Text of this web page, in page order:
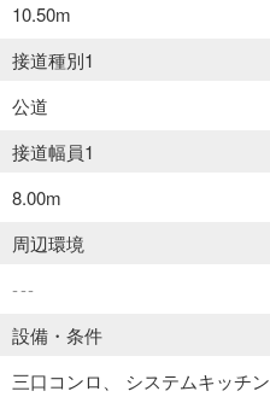
10.50m
接道種別1
公道
接道幅員1
8.00m
周辺環境
---
設備・条件
三口コンロ
システムキッチン